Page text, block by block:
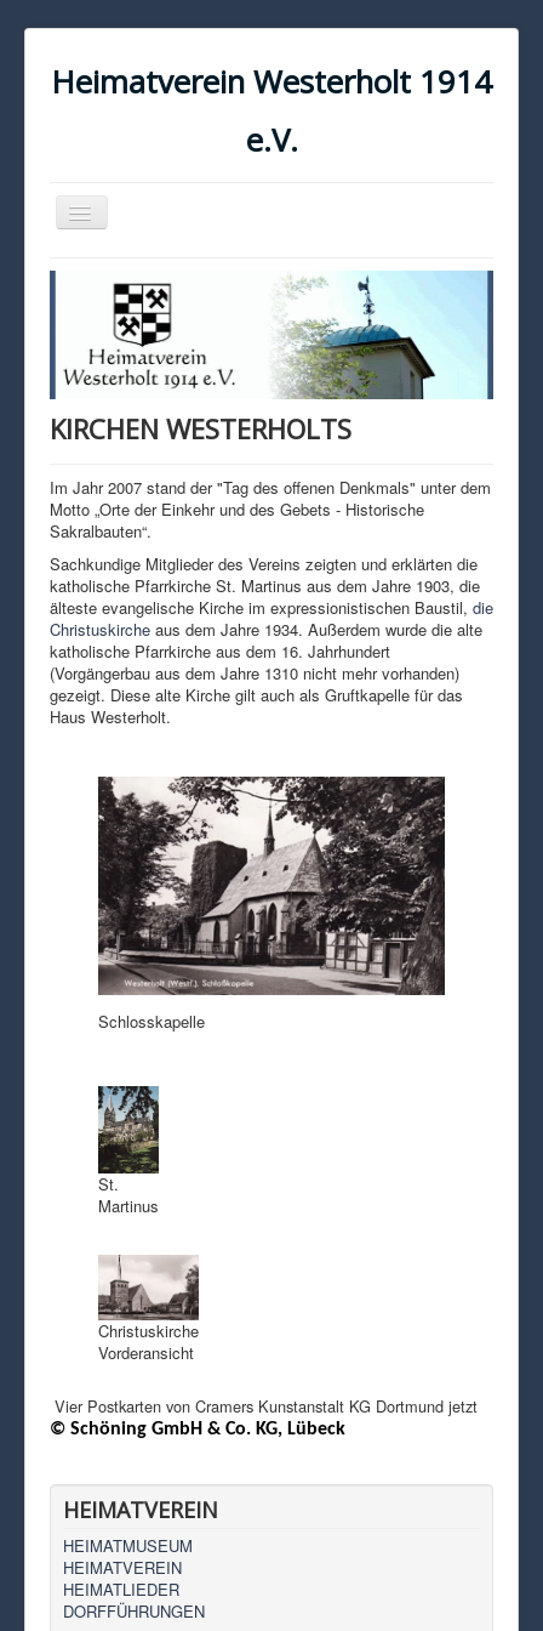
Heimatverein Westerholt 1914
e.V.
Navigation
an/aus
KONTAKT
IMPRESSUM
DATENSCHUTZ
KIRCHEN WESTERHOLTS
Im Jahr 2007 stand der "Tag des offenen Denkmals" unter dem
Motto „Orte der Einkehr und des Gebets - Historische
Sakralbauten“.
Sachkundige Mitglieder des Vereins zeigten und erklärten die
katholische Pfarrkirche St. Martinus aus dem Jahre 1903, die
älteste evangelische Kirche im expressionistischen Baustil, die
Christuskirche aus dem Jahre 1934. Außerdem wurde die alte
katholische Pfarrkirche aus dem 16. Jahrhundert
(Vorgängerbau aus dem Jahre 1310 nicht mehr vorhanden)
gezeigt. Diese alte Kirche gilt auch als Gruftkapelle für das
Haus Westerholt.
Schlosskapelle
St.
Martinus
Christuskirche
Vorderansicht
Vier Postkarten von Cramers Kunstanstalt KG Dortmund jetzt
© Schöning GmbH & Co. KG, Lübeck
HEIMATVEREIN
HEIMATMUSEUM
HEIMATVEREIN
HEIMATLIEDER
DORFFÜHRUNGEN